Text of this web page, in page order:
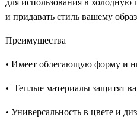
и придавать стиль вашему
Преимущества
• Имеет облегающую форму и
• Теплые материалы защитят
• Универсальность в цвете и